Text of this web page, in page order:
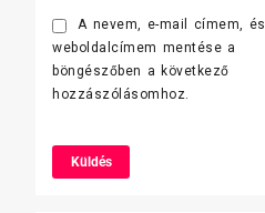
A nevem, e-mail címem, és
weboldalcímem mentése a
böngészőben a következő
hozzászólásomhoz.